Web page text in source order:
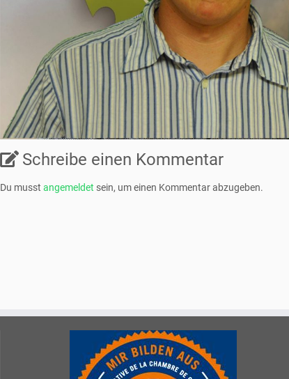
Schreibe einen Kommentar
Du musst angemeldet sein, um einen Kommentar abzugeben.